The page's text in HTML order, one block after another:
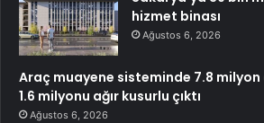
hizmet binası
Ağustos 6, 2026
Araç muayene sisteminde 7.8
1.6 milyonu ağır kusurlu çıktı
Ağustos 6, 2026